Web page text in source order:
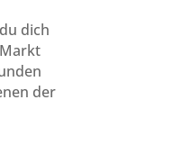
dich
der